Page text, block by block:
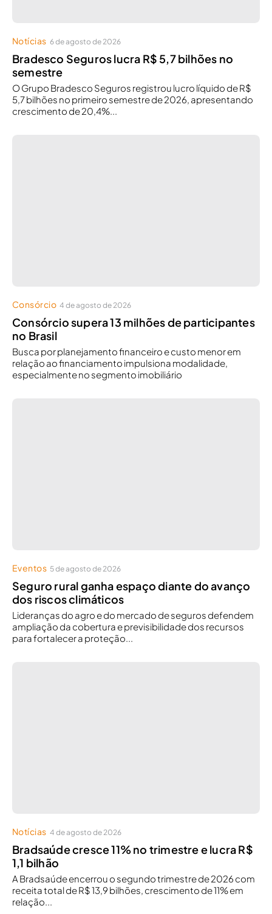
Notícias 6 de agosto de 2026
Bradesco Seguros lucra R$ 5,7 bilhões no
semestre
O Grupo Bradesco Seguros registrou lucro líquido de R$
5,7 bilhões no primeiro semestre de 2026, apresentando
crescimento de 20,4%...
Consórcio 4 de agosto de 2026
Consórcio supera 13 milhões de participantes
no Brasil
Busca por planejamento financeiro e custo menor em
relação ao financiamento impulsiona modalidade,
especialmente no segmento imobiliário
Eventos 5 de agosto de 2026
Seguro rural ganha espaço diante do avanço
dos riscos climáticos
Lideranças do agro e do mercado de seguros defendem
ampliação da cobertura e previsibilidade dos recursos
para fortalecer a proteção...
Notícias 4 de agosto de 2026
Bradsaúde cresce 11% no trimestre e lucra R$
1,1 bilhão
A Bradsaúde encerrou o segundo trimestre de 2026 com
receita total de R$ 13,9 bilhões, crescimento de 11% em
relação...